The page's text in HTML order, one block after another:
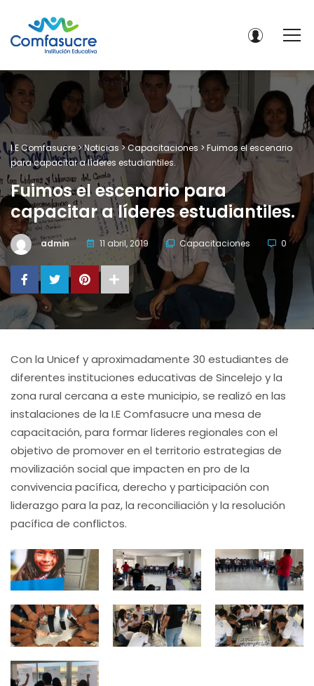
I.E Comfasucre>Noticias >Capacitaciones > Fuimos el escenario
para capacitar a líderes estudiantiles.
Fuimos el escenario para
capacitar a líderes estudiantiles.
admin 11 abril, 2019 Capacitaciones 0
Con la Unicef y aproximadamente 30 estudiantes de
diferentes instituciones educativas de Sincelejo y la
zona rural cercana a este municipio, se realizó en las
instalaciones de la I.E Comfasucre una mesa de
capacitación, para formar líderes regionales con el
objetivo de promover en el territorio estrategias de
movilización social que impacten en pro de la
convivencia pacífica, derecho y participación con
liderazgo para la paz, la reconciliación y la resolución
pacífica de conflictos.